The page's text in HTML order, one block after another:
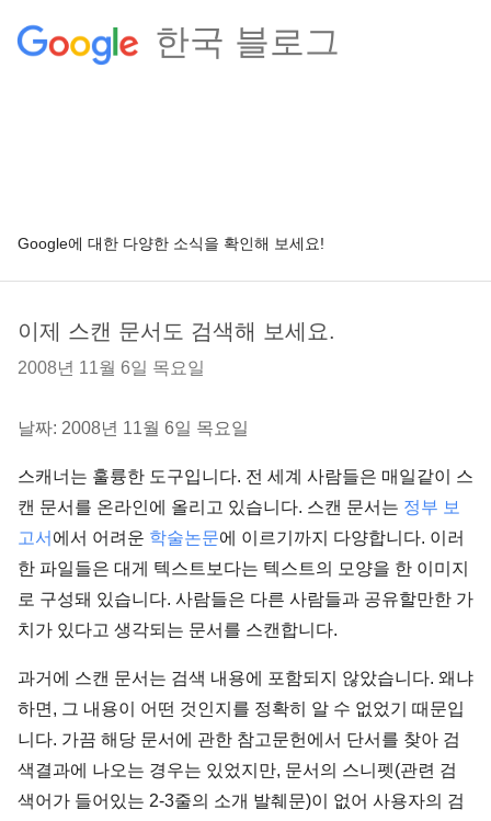
한국 블로그
Google에 대한 다양한 소식을 확인해 보세요!
이제 스캔 문서도 검색해 보세요.
2008년 11월 6일 목요일
날짜: 2008년 11월 6일 목요일
스캐너는 훌륭한 도구입니다. 전 세계 사람들은 매일같이 스
캔 문서를 온라인에 올리고 있습니다. 스캔 문서는 정부 보
고서 에서 어려운 학술논문에 이르기까지 다양합니다. 이러
한 파일들은 대게 텍스트보다는 텍스트의 모양을 한 이미지
로 구성돼 있습니다. 사람들은 다른 사람들과 공유할만한 가
치가 있다고 생각되는 문서를 스캔합니다.
과거에 스캔 문서는 검색 내용에 포함되지 않았습니다. 왜냐
하면, 그 내용이 어떤 것인지를 정확히 알 수 없었기 때문입
니다. 가끔 해당 문서에 관한 참고문헌에서 단서를 찾아 검
색결과에 나오는 경우는 있었지만, 문서의 스니펫(관련 검
색어가 들어있는 2-3줄의 소개 발췌문)이 없어 사용자의 검